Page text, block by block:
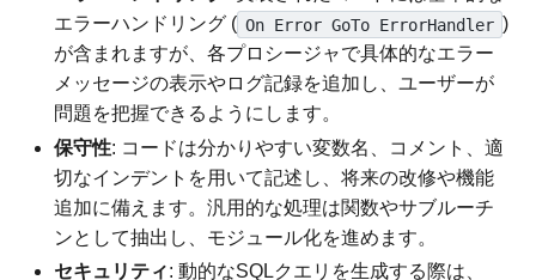
エラーハンドリング ( On Error GoTo ErrorHandler )
が含まれますが、各プロシージャで具体的なエラー
メッセージの表示やログ記録を追加し、ユーザーが
問題を把握できるようにします。
保守性: コードは分かりやすい変数名、コメント、適
切なインデントを用いて記述し、将来の改修や機能
追加に備えます。汎用的な処理は関数やサブルーチ
ンとして抽出し、モジュール化を進めます。
セキュリティ: 動的なSQLクエリを生成する際は、